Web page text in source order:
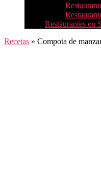
Restaurantes en
Recetas » Compota de